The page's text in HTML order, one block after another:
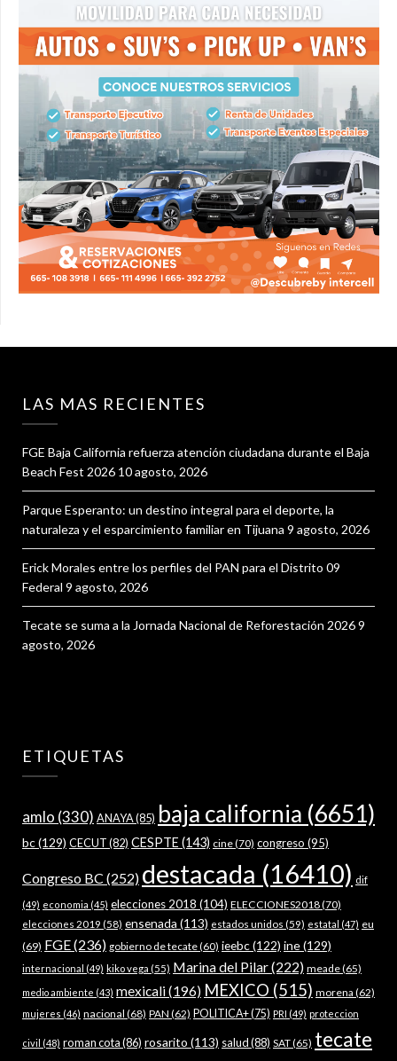
LAS MAS RECIENTES
FGE Baja California refuerza atención ciudadana durante el Baja
Beach Fest 2026 10 agosto, 2026
Parque Esperanto: un destino integral para el deporte, la
naturaleza y el esparcimiento familiar en Tijuana 9 agosto, 2026
Erick Morales entre los perfiles del PAN para el Distrito 09
Federal 9 agosto, 2026
Tecate se suma a la Jornada Nacional de Reforestación 20269
agosto, 2026
ETIQUETAS
amlo (330) ANAYA(85) baja california (6651)
bc(129) CECUT(82) CESPTE (143) cine(70) congreso (95)
Congreso BC (252) destacada (16410) dif
(49) economia (45) elecciones 2018 (104) ELECCIONES2018(70)
elecciones 2019 (58) ensenada (113) estados unidos (59) estatal (47) eu
(69) FGE(236) gobierno de tecate(60) ieebc(122) ine(129)
internacional (49) kiko vega (55) Marina del Pilar(222) meade(65)
medio ambiente (43) mexicali(196) MEXICO (515) morena (62)
mujeres (46) nacional (68) PAN (62) POLITICA+(75) PRI (49) proteccion
civil (48) roman cota(86) rosarito (113) salud(88) SAT(65) tecate